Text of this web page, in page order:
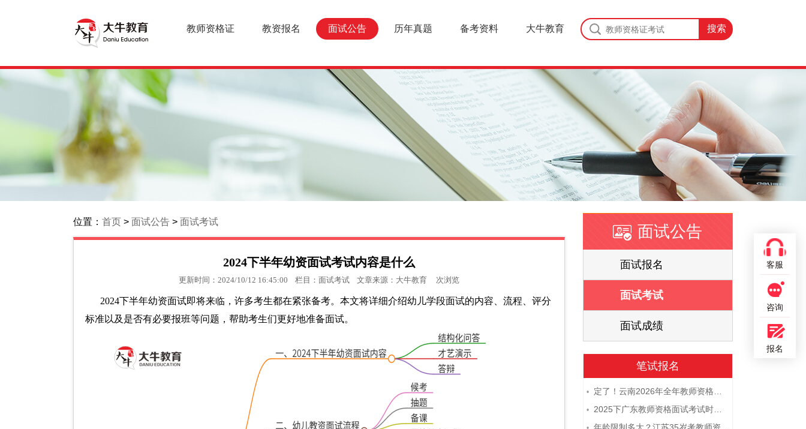
教师资格证 教资报名 面试公告 历年真题 备考资料 大牛教育
位置： 首页 > 面试公告 > 面试考试
2024下半年幼资面试考试内容是什么
更新时间：2024/10/12 16:45:00 栏目：面试考试 文章来源： 大牛教育 次浏览
2024下半年幼资面试即将来临，许多考生都在紧张备考。本文将详细介绍幼儿学段面试的内容、流程、评分
标准以及是否有必要报班等问题，帮助考生们更好地准备面试。
面试公告
面试报名
面试考试
面试考试
面试成绩
笔试报名
• 定了！云南2026年全年教师资格证考试日程大公开！
• 2025下广东教师资格面试考试时间及科目内容（怎么考）
客服
咨询
报名